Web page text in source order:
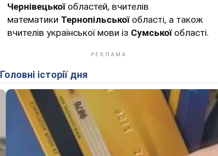
Чернівецькоїобластей, вчителів
математики Тернопільськоїобласті, а також
вчителів української мови із Сумськоїобласті.
Головні історії дня